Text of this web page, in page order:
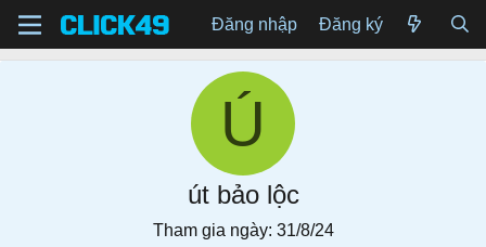
Đăng nhập Đăng ký
Ú
út bảo lộc
Tham gia ngày 31/8/24